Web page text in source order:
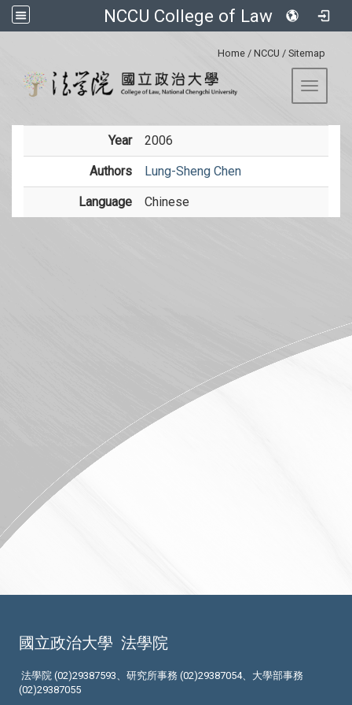
NCCU College of Law
Home / NCCU / Sitemap
Toggle
Year 2006
Authors Lung-Sheng Chen
Language Chinese
國立政治大學 法學院
法學院 (02)29387593、研究所事務 (02)29387054、大學部事務
(02)29387055